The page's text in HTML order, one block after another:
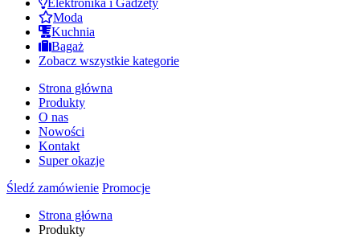
Elektronika i Gadżety
Moda
Kuchnia
Bagaż
Zobacz wszystkie kategorie
Strona główna
Produkty
O nas
Nowości
Kontakt
Super okazje
Śledź zamówienie Promocje
Strona główna
Produkty